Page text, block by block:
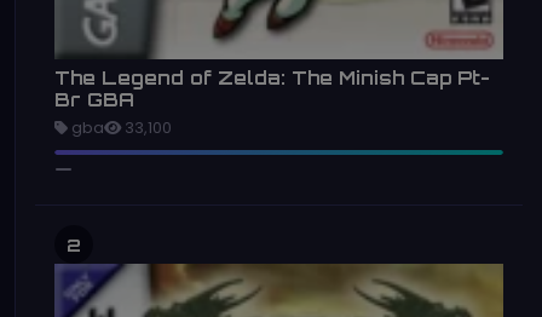
The Legend of Zelda: The Minish Cap Pt-
Br GBA
gba 33,100
2